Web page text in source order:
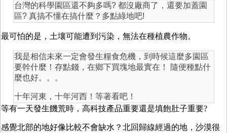
台灣的科學園區還不夠多嗎? 都沒廠商了，還要加蓋園
區? 真搞不懂在搞什麼？多點綠地吧!
最可怕的是，土壤可能遭到污染，無法在種植農作物。
我是相信未來一定會發生糧食危機，到時候這麼多園區
要幹什麼！存點錢，在鄉下買塊地最實在！ 隨便種點什
麼也好。。。
十年河東，十年河西！等著看吧！
等有一天發生饑荒時，高科技產品重要還是填飽肚子重要?
感覺北部的地好像比較不會缺水？北回歸線經過的地，沙漠很